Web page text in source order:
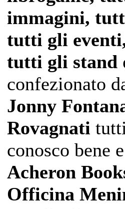
immagini,
tutti gli
tutti gli stand
confezionato
Jonny
Rovagnati
conosco bene
Acheron
Officina